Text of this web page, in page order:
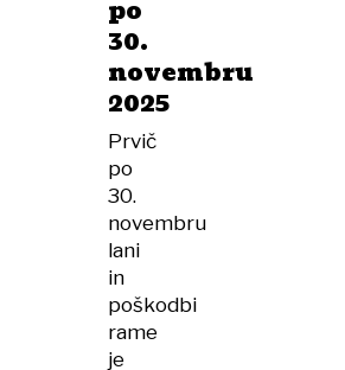
po
30.
novembru
2025
Prvič
po
30.
novembru
lani
in
poškodbi
rame
je